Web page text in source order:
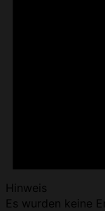
Hinweis
Es wurden keine